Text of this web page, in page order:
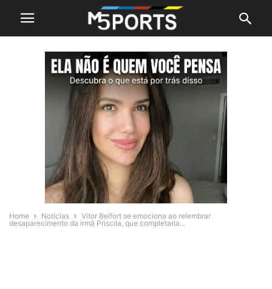
Home Notícias
Vitor Belfort se emociona ao relembrar
desaparecimento da irmã Priscila, que completaria...